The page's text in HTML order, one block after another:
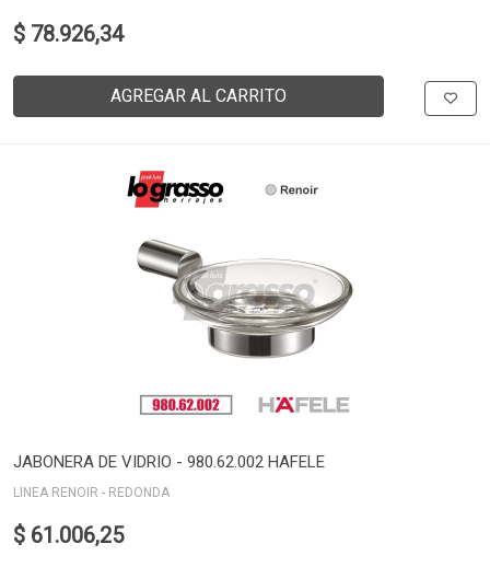
$ 78.926,34
AGREGAR AL CARRITO
JABONERA DE VIDRIO - 980.62.002 HAFELE
LINEA RENOIR - REDONDA
$ 61.006,25